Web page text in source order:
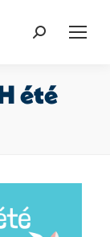
Recherche
été